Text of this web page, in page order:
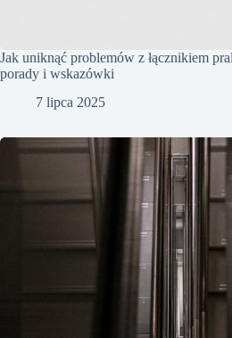
Jak uniknąć problemów z łącznikiem
porady i wskazówki
7 lipca 2025